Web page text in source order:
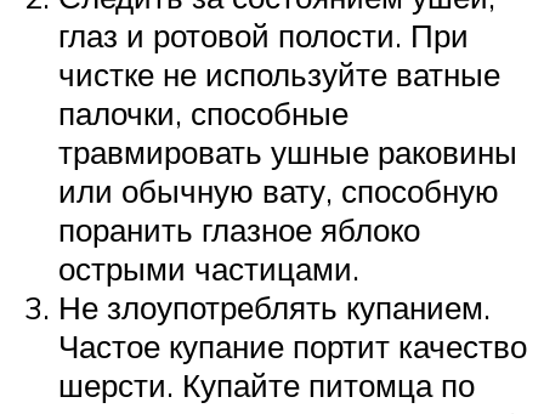
глаз и ротовой полости. При
чистке не используйте ватные
палочки, способные
травмировать ушные раковины
или обычную вату, способную
поранить глазное яблоко
острыми частицами.
Не злоупотреблять купанием.
Частое купание портит качество
шерсти. Купайте питомца по